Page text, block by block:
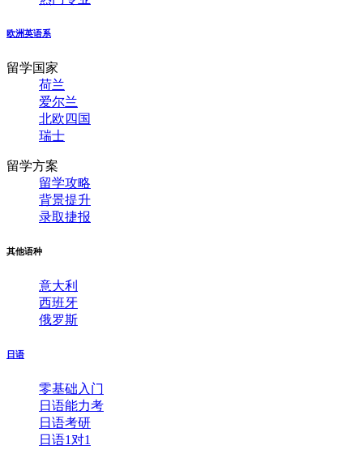
欧洲英语系
留学国家
荷兰
爱尔兰
北欧四国
瑞士
留学方案
留学攻略
背景提升
录取捷报
其他语种
意大利
西班牙
俄罗斯
日语
零基础入门
日语能力考
日语考研
日语1对1